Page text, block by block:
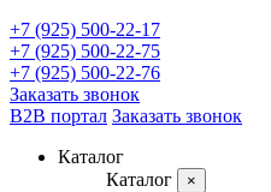
+7 (925) 500-22-17
+7 (925) 500-22-75
+7 (925) 500-22-76
Заказать звонок
B2B портал Заказать звонок
Каталог
Каталог
×